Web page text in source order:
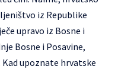
iz Republike
upravo iz Bosne i
Bosne i Posavine,
upoznate hrvatske